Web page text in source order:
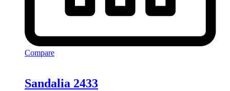
Compare
Sandalia 2433